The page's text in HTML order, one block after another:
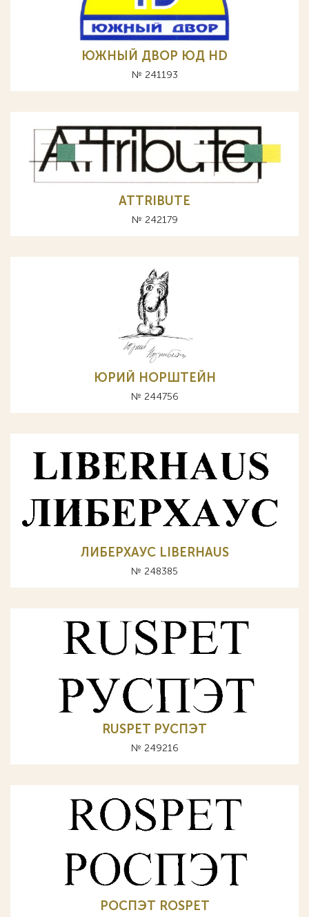
ЮЖНЫЙ ДВОР ЮД HD
№ 241193
ATTRIBUTE
№ 242179
ЮРИЙ НОРШТЕЙН
№ 244756
ЛИБЕРХАУС LIBERHAUS
№ 248385
RUSPET РУСПЭТ
№ 249216
РОСПЭТ ROSPET